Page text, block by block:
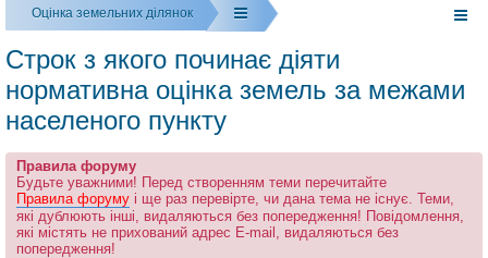
Оцінка земельних ділянок
Строк з якого починає діяти
нормативна оцінка земель за межами
населеного пункту
Правила форуму
Будьте уважними! Перед створенням теми перечитайте
Правила форуму і ще раз перевірте, чи дана тема не існує. Теми,
які дублюють інші, видаляються без попередження! Повідомлення,
які містять не прихований адрес E-mail, видаляються без
попередження!